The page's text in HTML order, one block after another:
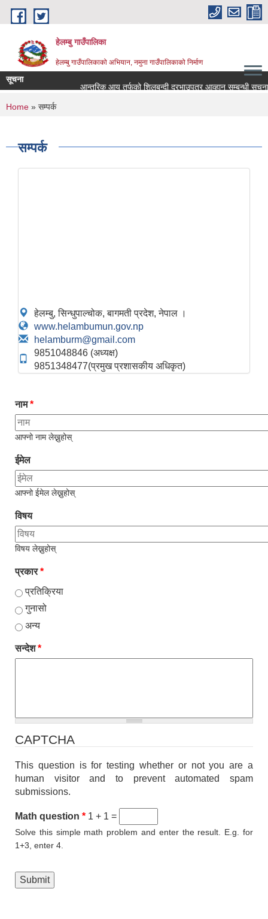
Skip to main content
हेलम्बु गाउँपालिका
हेलम्बु गाउँपालिकाको अभियान, नमुना गाउँपालिकाको निर्माण
सूचना
आन्तरिक आय तर्फको शिलबन्दी दरभाउपत्र आव्हान सम्बन्धी सूचना।
You are here
Home » सम्पर्क
सम्पर्क
हेलम्बु, सिन्धुपाल्चोक, बागमती प्रदेश, नेपाल ।
www.helambumun.gov.np
helamburm@gmail.com
9851048846 (अध्यक्ष)
9851348477(प्रमुख प्रशासकीय अधिकृत)
नाम*
आफ्नो नाम लेख्नुहोस्
ईमेल
आफ्नो ईमेल लेख्नुहोस्
विषय
विषय लेख्नुहोस्
प्रकार*
प्रतिक्रिया
गुनासो
अन्य
सन्देश*
CAPTCHA
This question is for testing whether or not you are a
human visitor and to prevent automated spam
submissions.
Math question * 1 + 1 =
Solve this simple math problem and enter the result. E.g. for
1+3, enter 4.